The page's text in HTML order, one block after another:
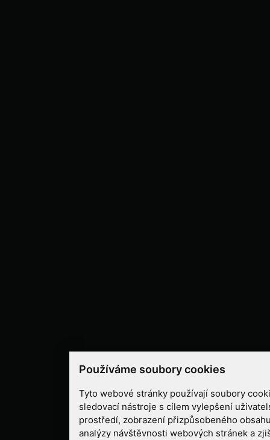
Používáme soubory cookies
Tyto webové stránky používají soubory
sledovací nástroje s cílem vylepšení
prostředí, zobrazení přizpůsobeného
analýzy návštěvnosti webových stránek a